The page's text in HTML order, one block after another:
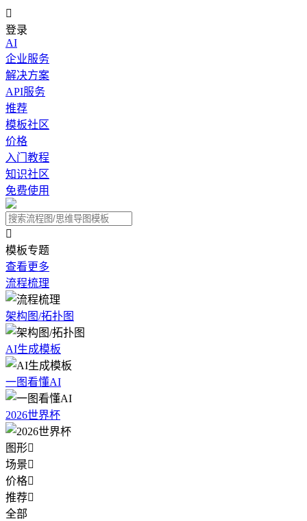

登录
AI
企业服务
解决方案
API服务
推荐
模板社区
价格
入门教程
知识社区
免费使用

模板专题
查看更多
流程梳理
架构图/拓扑图
AI生成模板
一图看懂AI
2026世界杯
图形
场景
价格
推荐
全部